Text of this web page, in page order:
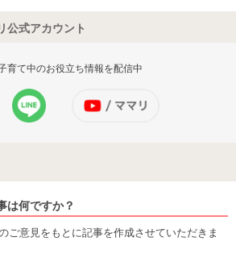
公式アカウント
育て中のお役立ち情報を配信中
は何ですか？
ご意見をもとに記事を作成させていただきま